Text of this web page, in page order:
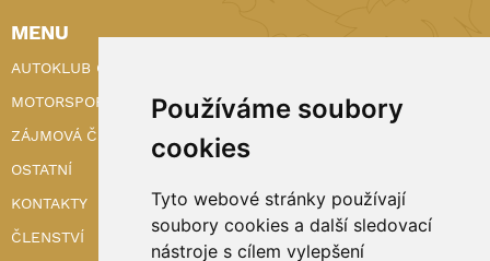
Používáme soubory
cookies
Tyto webové stránky používají
soubory cookies a další sledovací
nástroje s cílem vylepšení
MENU
AUTOKLUB ČR
MOTORSPORT
ZÁJMOVÁ ČINNOST
OSTATNÍ
KONTAKTY
ČLENSTVÍ